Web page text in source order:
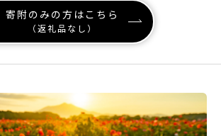
寄附のみの方はこちら
（返礼品なし）